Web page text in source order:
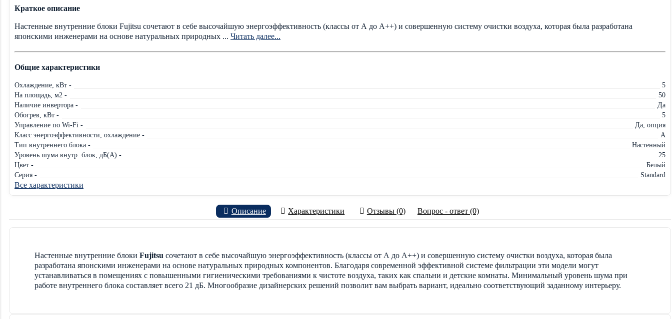
Краткое описание
Настенные внутренние блоки Fujitsu сочетают в себе высочайшую энергоэффективность (классы от А до A++) и совершенную систему очистки воздуха, которая была разработана
японскими инженерами на основе натуральных природных ... Читать далее...
Общие характеристики
Охлаждение, кВт -
5
На площадь, м2 -
50
Наличие инвертора -
Да
Обогрев, кВт -
5
Управление по Wi-Fi -
Да, опция
Класс энергоэффективности, охлаждение -
A
Тип внутреннего блока -
Настенный
Уровень шума внутр. блок, дБ(А) -
25
Цвет -
Белый
Серия -
Standard
Все характеристики
Описание Характеристики Отзывы (0) Вопрос - ответ (0)
Настенные внутренние блоки Fujitsu сочетают в себе высочайшую энергоэффективность (классы от А до A++) и совершенную систему очистки воздуха, которая была
разработана японскими инженерами на основе натуральных природных компонентов. Благодаря современной эффективной системе фильтрации эти модели могут
устанавливаться в помещениях с повышенными гигиеническими требованиями к чистоте воздуха, таких как спальни и детские комнаты. Минимальный уровень шума при
работе внутреннего блока составляет всего 21 дБ. Многообразие дизайнерских решений позволит вам выбрать вариант, идеально соответствующий заданному интерьеру.